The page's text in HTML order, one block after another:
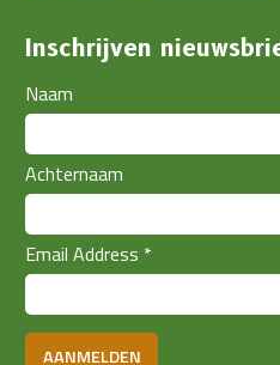
Inschrijven
Naam
Achternaam
Email Address *
AANMELDEN